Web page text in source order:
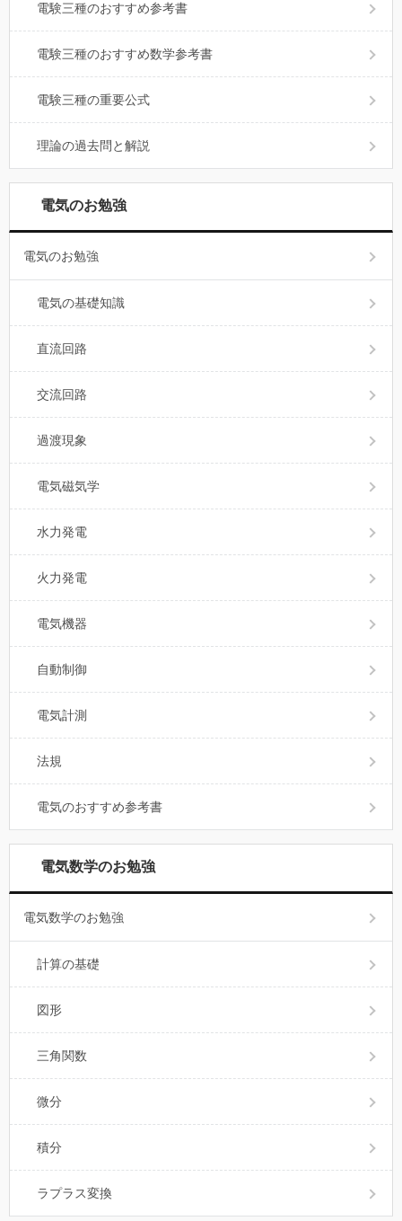
電験三種のおすすめ参考書
電験三種のおすすめ数学参考書
電験三種の重要公式
理論の過去問と解説
電気のお勉強
電気のお勉強
電気の基礎知識
直流回路
交流回路
過渡現象
電気磁気学
水力発電
火力発電
電気機器
自動制御
電気計測
法規
電気のおすすめ参考書
電気数学のお勉強
電気数学のお勉強
計算の基礎
図形
三角関数
微分
積分
ラプラス変換